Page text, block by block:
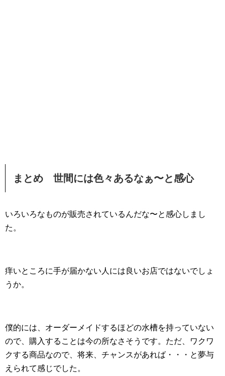
まとめ 世間には色々あるなぁ〜と感心
いろいろなものが販売されているんだな〜と感心しまし
た。
痒いところに手が届かない人には良いお店ではないでしょ
うか。
僕的には、オーダーメイドするほどの水槽を持っていない
ので、購入することは今の所なさそうです。ただ、ワクワ
クする商品なので、将来、チャンスがあれば・・・と夢与
えられて感じでした。